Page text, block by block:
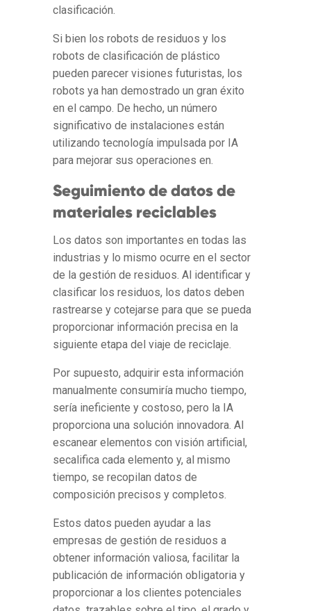
clasificación.
Si bien los robots de residuos y los
robots de clasificación de plástico
pueden parecer visiones futuristas, los
robots ya han demostrado un gran éxito
en el campo. De hecho, un número
significativo de instalaciones están
utilizando tecnología impulsada por IA
para mejorar sus operaciones en.
Seguimiento de datos de
materiales reciclables
Los datos son importantes en todas las
industrias y lo mismo ocurre en el sector
de la gestión de residuos. Al identificar y
clasificar los residuos, los datos deben
rastrearse y cotejarse para que se pueda
proporcionar información precisa en la
siguiente etapa del viaje de reciclaje.
Por supuesto, adquirir esta información
manualmente consumiría mucho tiempo,
sería ineficiente y costoso, pero la IA
proporciona una solución innovadora. Al
escanear elementos con visión artificial,
secalifica cada elemento y, al mismo
tiempo, se recopilan datos de
composición precisos y completos.
Estos datos pueden ayudar a las
empresas de gestión de residuos a
obtener información valiosa, facilitar la
publicación de información obligatoria y
proporcionar a los clientes potenciales